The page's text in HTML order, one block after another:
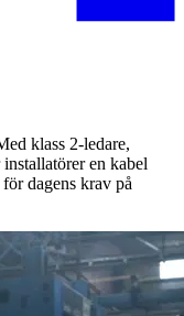
klass 2-ledare,
en kabel
dagens krav på